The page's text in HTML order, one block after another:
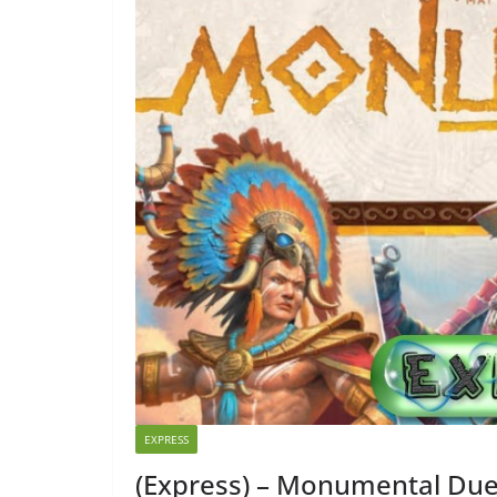
EXPRESS
(Express) – Monumental